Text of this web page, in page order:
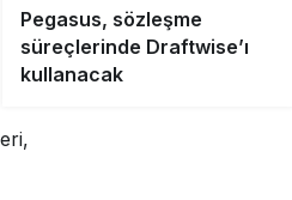
Pegasus, sözleşme
süreçlerinde Draftwise’ı
kullanacak